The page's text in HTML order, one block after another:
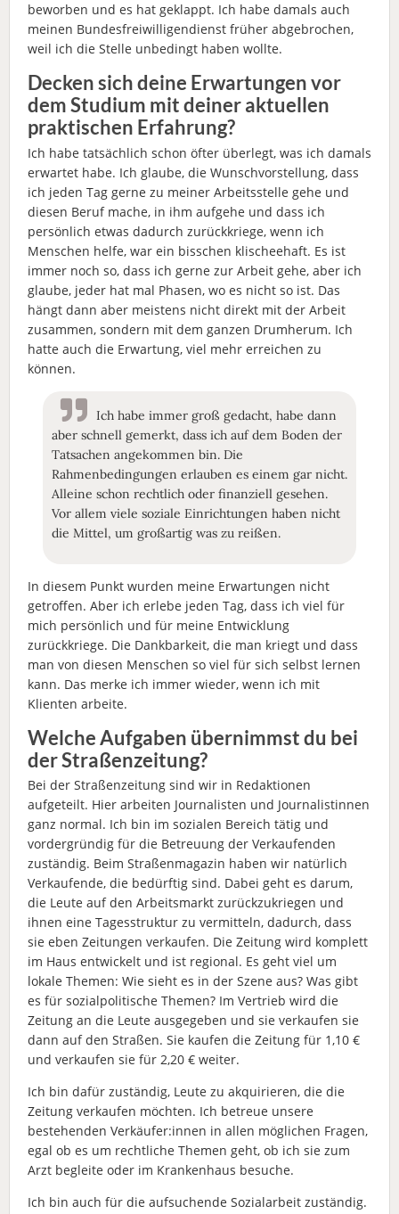
beworben und es hat geklappt. Ich habe damals auch
meinen Bundesfreiwilligendienst früher abgebrochen,
weil ich die Stelle unbedingt haben wollte.
Decken sich deine Erwartungen vor
dem Studium mit deiner aktuellen
praktischen Erfahrung?
Ich habe tatsächlich schon öfter überlegt, was ich damals
erwartet habe. Ich glaube, die Wunschvorstellung, dass
ich jeden Tag gerne zu meiner Arbeitsstelle gehe und
diesen Beruf mache, in ihm aufgehe und dass ich
persönlich etwas dadurch zurückkriege, wenn ich
Menschen helfe, war ein bisschen klischeehaft. Es ist
immer noch so, dass ich gerne zur Arbeit gehe, aber ich
glaube, jeder hat mal Phasen, wo es nicht so ist. Das
hängt dann aber meistens nicht direkt mit der Arbeit
zusammen, sondern mit dem ganzen Drumherum. Ich
hatte auch die Erwartung, viel mehr erreichen zu
können.
Ich habe immer groß gedacht, habe dann
aber schnell gemerkt, dass ich auf dem Boden der
Tatsachen angekommen bin. Die
Rahmenbedingungen erlauben es einem gar nicht.
Alleine schon rechtlich oder finanziell gesehen.
Vor allem viele soziale Einrichtungen haben nicht
die Mittel, um großartig was zu reißen.
In diesem Punkt wurden meine Erwartungen nicht
getroffen. Aber ich erlebe jeden Tag, dass ich viel für
mich persönlich und für meine Entwicklung
zurückkriege. Die Dankbarkeit, die man kriegt und dass
man von diesen Menschen so viel für sich selbst lernen
kann. Das merke ich immer wieder, wenn ich mit
Klienten arbeite.
Welche Aufgaben übernimmst du bei
der Straßenzeitung?
Bei der Straßenzeitung sind wir in Redaktionen
aufgeteilt. Hier arbeiten Journalisten und Journalistinnen
ganz normal. Ich bin im sozialen Bereich tätig und
vordergründig für die Betreuung der Verkaufenden
zuständig. Beim Straßenmagazin haben wir natürlich
Verkaufende, die bedürftig sind. Dabei geht es darum,
die Leute auf den Arbeitsmarkt zurückzukriegen und
ihnen eine Tagesstruktur zu vermitteln, dadurch, dass
sie eben Zeitungen verkaufen. Die Zeitung wird komplett
im Haus entwickelt und ist regional. Es geht viel um
lokale Themen: Wie sieht es in der Szene aus? Was gibt
es für sozialpolitische Themen? Im Vertrieb wird die
Zeitung an die Leute ausgegeben und sie verkaufen sie
dann auf den Straßen. Sie kaufen die Zeitung für 1,10 €
und verkaufen sie für 2,20 € weiter.
Ich bin dafür zuständig, Leute zu akquirieren, die die
Zeitung verkaufen möchten. Ich betreue unsere
bestehenden Verkäufer:innen in allen möglichen Fragen,
egal ob es um rechtliche Themen geht, ob ich sie zum
Arzt begleite oder im Krankenhaus besuche.
Ich bin auch für die aufsuchende Sozialarbeit zuständig.